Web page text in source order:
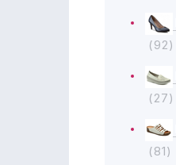
(92)
(27)
(81)